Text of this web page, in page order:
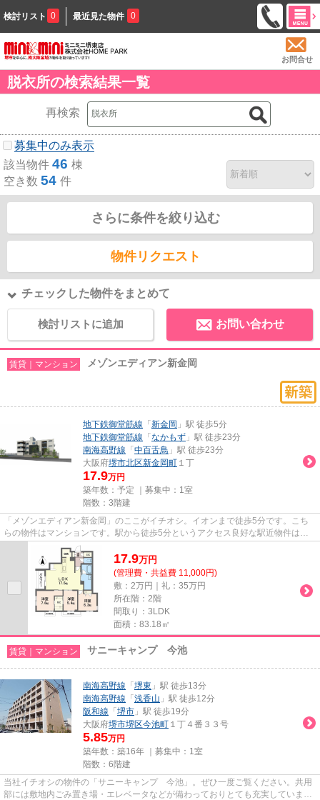
検討リスト 0 最近見た物件 0
お問合せ
脱衣所の検索結果一覧
再検索
募集中のみ表示
該当物件 46 棟
空き数 54 件
さらに条件を絞り込む
物件リクエスト
チェックした物件をまとめて
検討リストに追加 お問い合わせ
賃貸｜マンション メゾンエディアン新金岡
地下鉄御堂筋線 「 新金岡 」駅 徒歩5分
地下鉄御堂筋線 「 なかもず 」駅 徒歩23分
南海高野線 「 中百舌鳥 」駅 徒歩23分
大阪府堺市北区新金岡町 １丁
17.9万円
築年数：予定 ｜募集中： 1室
階数：3階建
「メゾンエディアン新金岡」のここがイチオシ。イオンまで徒歩5分です。こち
らの物件はマンションです。駅から徒歩5分というアクセス良好な駅近物件はい
かがですか。堺市北区エリアに...
17.9万円
(管理費・共益費 11,000円)
敷：2万円｜礼：35万円
所在階：2階
間取り：3LDK
面積：83.18㎡
賃貸｜マンション サニーキャンプ 今池
南海高野線 「 堺東 」駅 徒歩13分
南海高野線 「 浅香山 」駅 徒歩12分
阪和線 「 堺市 」駅 徒歩19分
大阪府堺市堺区今池町 １丁４番３３号
5.85万円
築年数：築16年 ｜募集中： 1室
階数：6階建
当社イチオシの物件の「サニーキャンプ 今池」。ぜひ一度ご覧ください。共用
部には敷地内ごみ置き場・エレベータなどが備わっておりとても充実していま